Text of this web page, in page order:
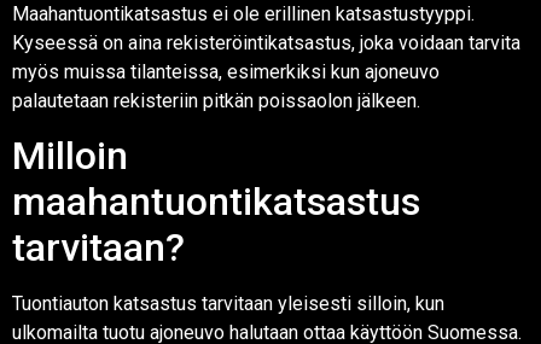
Maahantuontikatsastus ei ole erillinen katsastustyyppi.
Kyseessä on aina rekisteröintikatsastus, joka voidaan tarvita
myös muissa tilanteissa, esimerkiksi kun ajoneuvo
palautetaan rekisteriin pitkän poissaolon jälkeen.
Milloin
maahantuontikatsastus
tarvitaan?
Tuontiauton katsastus tarvitaan yleisesti silloin, kun
ulkomailta tuotu ajoneuvo halutaan ottaa käyttöön Suomessa.